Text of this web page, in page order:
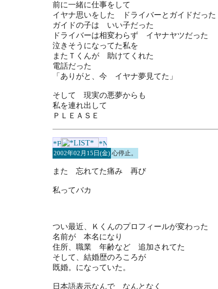
前に一緒に仕事をして
イヤナ思いをした ドライバーとガイドだった
ガイドの子は いい子だった
ドライバーは相変わらず イヤナヤツだった
泣きそうになってた私を
またＴくんが 助けてくれた
電話だった
「ありがと、今 イヤナ夢見てた」
そして 現実の悪夢からも
私を連れ出して
ＰＬＥＡＳＥ
2002年02月15日(金) 心停止。
また 忘れてた痛み 再び
私ってバカ
つい最近、Ｋくんのプロフィールが変わった
名前が 本名になり
住所、職業 年齢など 追加されてた
そして、結婚歴のろころが
既婚。になっていた。
日本語表示なんで なんとなく